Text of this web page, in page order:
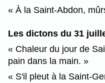
À la Saint-Abdon,
Les dictons du 31
Chaleur du jour de
pain dans la main.
S'il pleut à la Saint-